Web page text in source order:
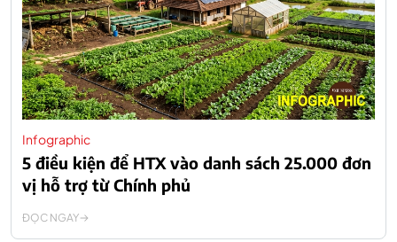
Infographic
5 điều kiện để HTX vào danh sách 25.000 đơn
vị hỗ trợ từ Chính phủ
ĐỌC NGAY